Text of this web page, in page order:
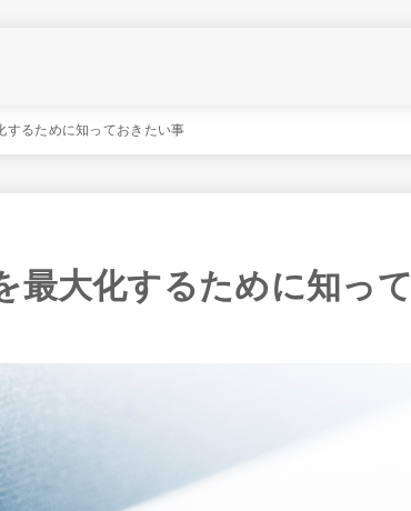
するために知っておきたい事
最大化するために知って